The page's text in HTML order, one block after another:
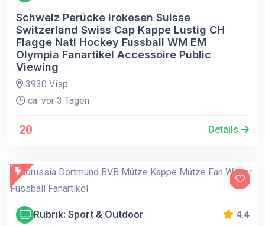
Schweiz Perücke Irokesen Suisse
Switzerland Swiss Cap Kappe Lustig CH
Flagge Nati Hockey Fussball WM EM
Olympia Fanartikel Accessoire Public
Viewing
3930 Visp
ca. vor 3 Tagen
20 Details
Rubrik: Sport & Outdoor 4.4